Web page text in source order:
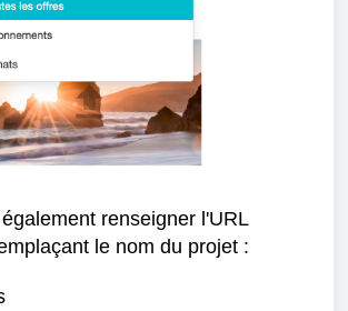
renseigner l'URL
le nom du projet :